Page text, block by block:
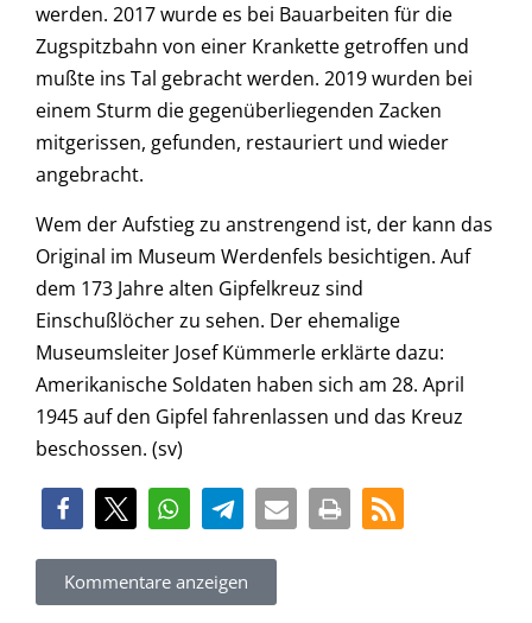
werden. 2017 wurde es bei Bauarbeiten für die
Zugspitzbahn von einer Krankette getroffen und
mußte ins Tal gebracht werden. 2019 wurden bei
einem Sturm die gegenüberliegenden Zacken
mitgerissen, gefunden, restauriert und wieder
angebracht.
Wem der Aufstieg zu anstrengend ist, der kann das
Original im Museum Werdenfels besichtigen. Auf
dem 173 Jahre alten Gipfelkreuz sind
Einschußlöcher zu sehen. Der ehemalige
Museumsleiter Josef Kümmerle erklärte dazu:
Amerikanische Soldaten haben sich am 28. April
1945 auf den Gipfel fahrenlassen und das Kreuz
beschossen. (sv)
Kommentare anzeigen